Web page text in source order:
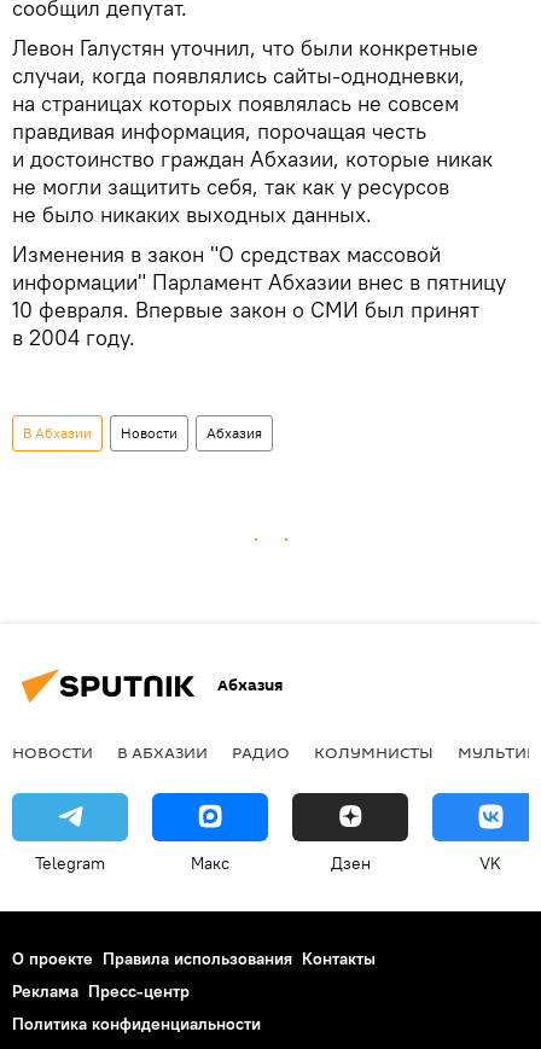
сообщил депутат.
Левон Галустян уточнил, что были конкретные
случаи, когда появлялись сайты-однодневки,
на страницах которых появлялась не совсем
правдивая информация, порочащая честь
и достоинство граждан Абхазии, которые никак
не могли защитить себя, так как у ресурсов
не было никаких выходных данных.
Изменения в закон "О средствах массовой
информации" Парламент Абхазии внес в пятницу
10 февраля. Впервые закон о СМИ был принят
в 2004 году.
В Абхазии Новости Абхазия
Абхазия
НОВОСТИ В АБХАЗИИ РАДИО КОЛУМНИСТЫ
Telegram Макс Дзен VK
О проекте Правила использования Контакты
Реклама Пресс-центр
Политика конфиденциальности